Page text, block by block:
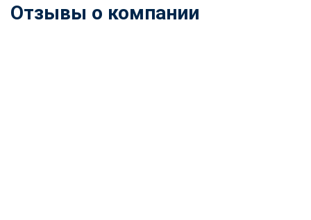
Отзывы о компании